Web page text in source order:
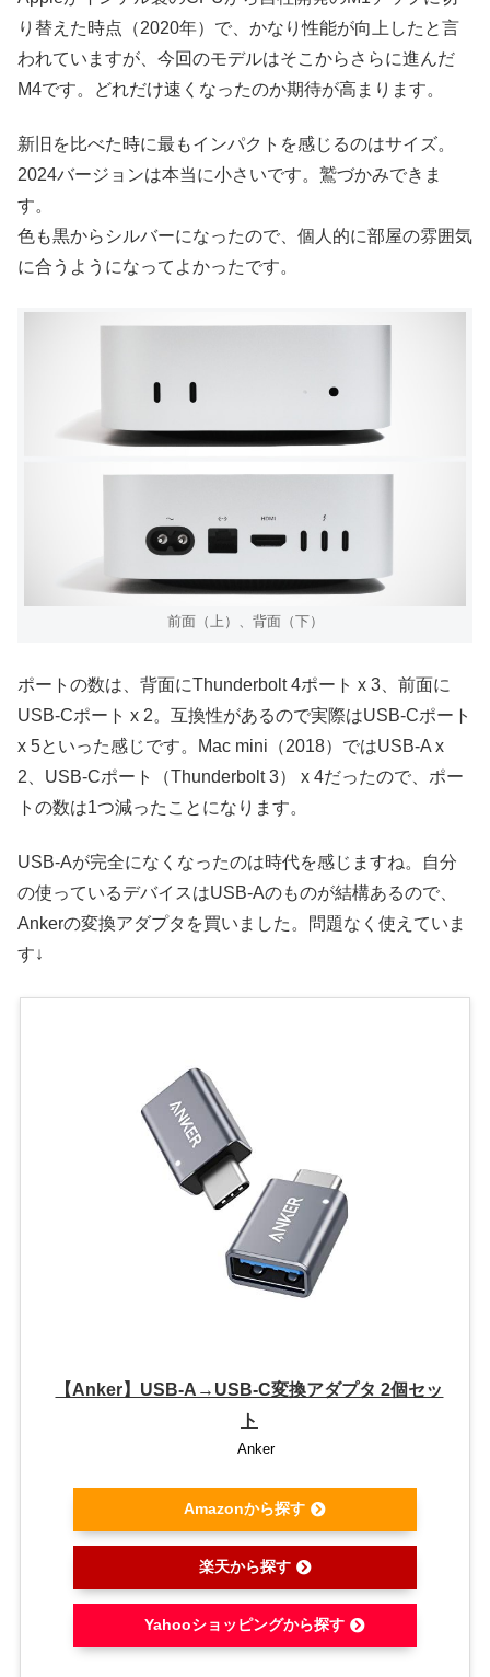
り替えた時点（2020年）で、かなり性能が向上したと言
われていますが、今回のモデルはそこからさらに進んだ
M4です。どれだけ速くなったのか期待が高まります。
新旧を比べた時に最もインパクトを感じるのはサイズ。
2024バージョンは本当に小さいです。鷲づかみできま
す。
色も黒からシルバーになったので、個人的に部屋の雰囲気
に合うようになってよかったです。
前面（上）、背面（下）
ポートの数は、背面にThunderbolt 4ポート x 3、前面に
USB-Cポート x 2。互換性があるので実際はUSB-Cポート
x 5といった感じです。Mac mini（2018）ではUSB-A x
2、USB-Cポート（Thunderbolt 3） x 4だったので、ポー
トの数は1つ減ったことになります。
USB-Aが完全になくなったのは時代を感じますね。自分
の使っているデバイスはUSB-Aのものが結構あるので、
Ankerの変換アダプタを買いました。問題なく使えていま
す↓
【Anker】USB-A→USB-C変換アダプタ 2個セッ
ト
Anker
Amazonから探す
楽天から探す
Yahooショッピングから探す